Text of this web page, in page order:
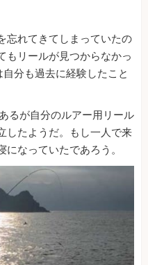
忘れてきてしまっていたの
もリールが見つからなかっ
分も過去に経験したこと
るが自分のルアー用リール
したようだ。もし一人で来
なっていたであろう。